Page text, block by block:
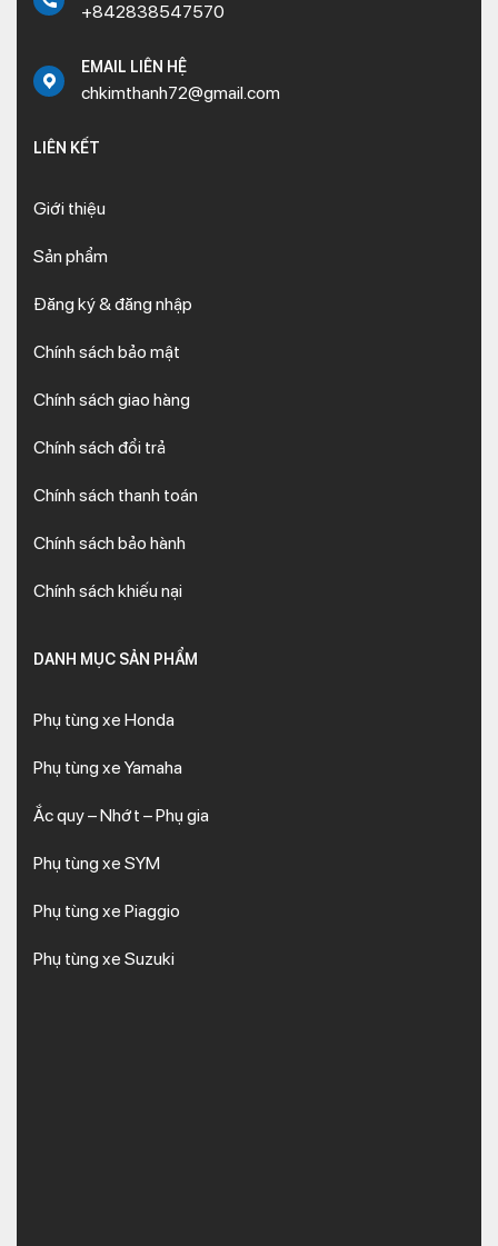
+842838547570
EMAIL LIÊN HỆ
chkimthanh72@gmail.com
LIÊN KẾT
Giới thiệu
Sản phẩm
Đăng ký & đăng nhập
Chính sách bảo mật
Chính sách giao hàng
Chính sách đổi trả
Chính sách thanh toán
Chính sách bảo hành
Chính sách khiếu nại
DANH MỤC SẢN PHẨM
Phụ tùng xe Honda
Phụ tùng xe Yamaha
Ắc quy – Nhớt – Phụ gia
Phụ tùng xe SYM
Phụ tùng xe Piaggio
Phụ tùng xe Suzuki